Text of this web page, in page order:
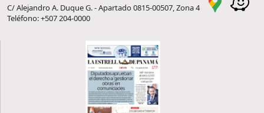
C/ Alejandro A. Duque G. - Apartado 0815-00507, Zona 4
Teléfono: +507 204-0000